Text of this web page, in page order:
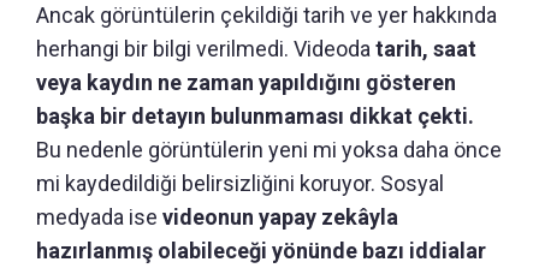
Ancak görüntülerin çekildiği tarih ve yer hakkında
herhangi bir bilgi verilmedi. Videoda tarih, saat
veya kaydın ne zaman yapıldığını gösteren
başka bir detayın bulunmaması dikkat çekti.
Bu nedenle görüntülerin yeni mi yoksa daha önce
mi kaydedildiği belirsizliğini koruyor. Sosyal
medyada ise videonun yapay zekâyla
hazırlanmış olabileceği yönünde bazı iddialar